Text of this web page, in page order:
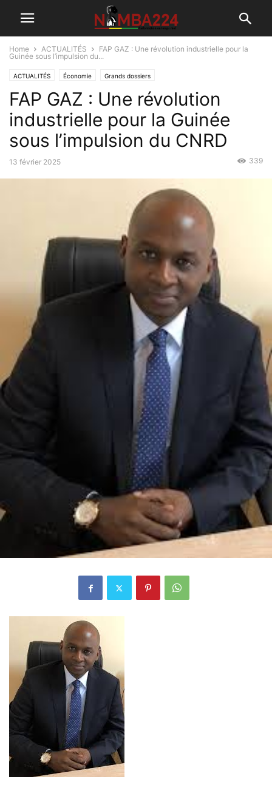
Home ACTUALITÉS
FAP GAZ : Une révolution industrielle pour la
Guinée sous l’impulsion du...
ACTUALITÉS Économie Grands dossiers
FAP GAZ : Une révolution
industrielle pour la Guinée
sous l’impulsion du CNRD
13 février 2025 339